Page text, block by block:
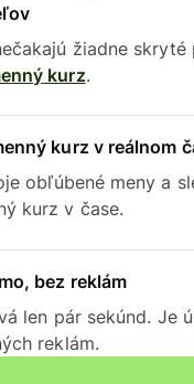
žiadne
kurz.
kurz v reálnom
obľúbené meny a
kurz v čase.
bez reklám
len pár sekúnd. Je
reklám.